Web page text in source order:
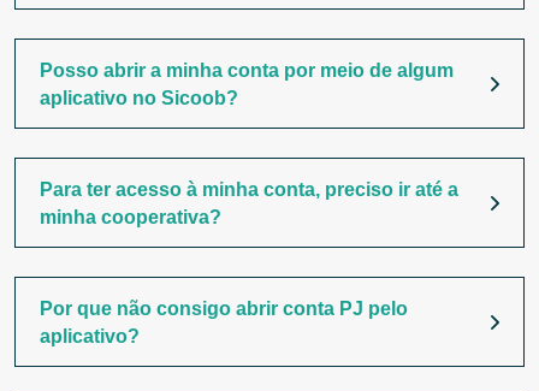
Posso abrir a minha conta por meio de algum
aplicativo no Sicoob?
Para ter acesso à minha conta, preciso ir até a
minha cooperativa?
Por que não consigo abrir conta PJ pelo
aplicativo?